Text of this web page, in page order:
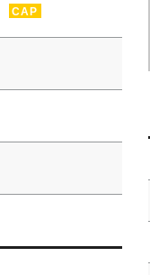
CAP